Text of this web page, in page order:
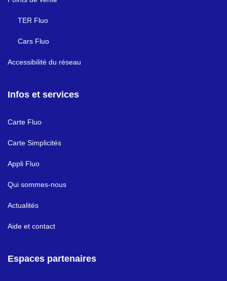
TER Fluo
Cars Fluo
Accessibilité du réseau
Infos et services
Carte Fluo
Carte Simplicités
Appli Fluo
Qui sommes-nous
Actualités
Aide et contact
Espaces partenaires